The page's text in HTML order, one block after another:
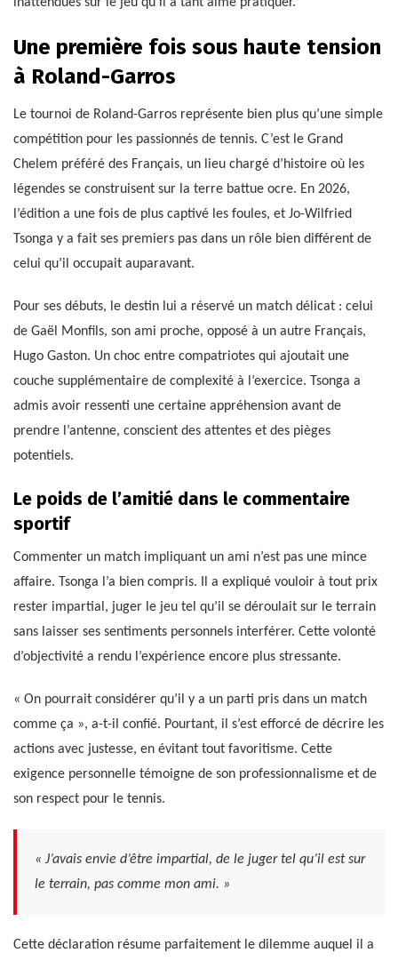
Une première fois sous haute tension
à Roland-Garros
Le tournoi de Roland-Garros représente bien plus qu’une simple
compétition pour les passionnés de tennis. C’est le Grand
Chelem préféré des Français, un lieu chargé d’histoire où les
légendes se construisent sur la terre battue ocre. En 2026,
l’édition a une fois de plus captivé les foules, et Jo-Wilfried
Tsonga y a fait ses premiers pas dans un rôle bien différent de
celui qu’il occupait auparavant.
Pour ses débuts, le destin lui a réservé un match délicat : celui
de Gaël Monfils, son ami proche, opposé à un autre Français,
Hugo Gaston. Un choc entre compatriotes qui ajoutait une
couche supplémentaire de complexité à l’exercice. Tsonga a
admis avoir ressenti une certaine appréhension avant de
prendre l’antenne, conscient des attentes et des pièges
potentiels.
Le poids de l’amitié dans le commentaire
sportif
Commenter un match impliquant un ami n’est pas une mince
affaire. Tsonga l’a bien compris. Il a expliqué vouloir à tout prix
rester impartial, juger le jeu tel qu’il se déroulait sur le terrain
sans laisser ses sentiments personnels interférer. Cette volonté
d’objectivité a rendu l’expérience encore plus stressante.
« On pourrait considérer qu’il y a un parti pris dans un match
comme ça », a-t-il confié. Pourtant, il s’est efforcé de décrire les
actions avec justesse, en évitant tout favoritisme. Cette
exigence personnelle témoigne de son professionnalisme et de
son respect pour le tennis.
« J’avais envie d’être impartial, de le juger tel qu’il est sur
le terrain, pas comme mon ami. »
Cette déclaration résume parfaitement le dilemme auquel il a